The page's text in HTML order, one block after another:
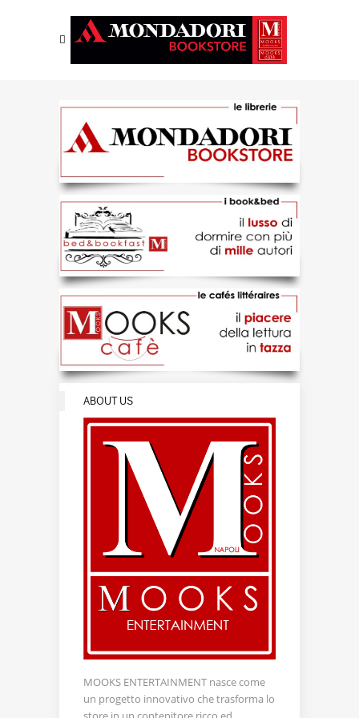
ABOUT US
MOOKS ENTERTAINMENT nasce come
un progetto innovativo che trasforma lo